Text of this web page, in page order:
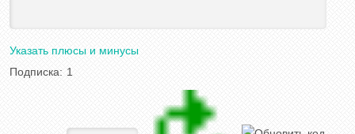
Указать плюсы и минусы
Подписка: 1